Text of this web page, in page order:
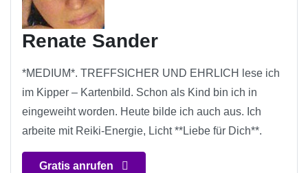
Renate Sander
*MEDIUM*. TREFFSICHER UND EHRLICH lese ich
im Kipper – Kartenbild. Schon als Kind bin ich in
eingeweiht worden. Heute bilde ich auch aus. Ich
arbeite mit Reiki-Energie, Licht **Liebe für Dich**.
Gratis anrufen